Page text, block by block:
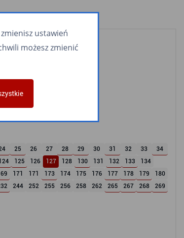
25 26 27 28 29 30 31 32 33
34
125 126 127 128 130 131 132 133
134
171 171 173 174 175 176 177 178 179
180
244 252 255 256 258 262 265 267 268
269
ustawień
możesz zmienić